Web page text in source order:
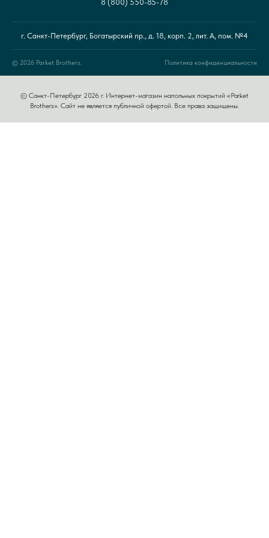
8 (800) 550-85-78
г. Санкт-Петербург, Богатырский пр., д. 18, корп. 2, лит. А, пом. №4
© 2026 Parket Brothers. Политика конфиденциальности
© Санкт-Петербург 2026 г. Интернет-магазин напольных покрытий «Parket
Brothers». Сайт не является публичной офертой. Все права защищены.